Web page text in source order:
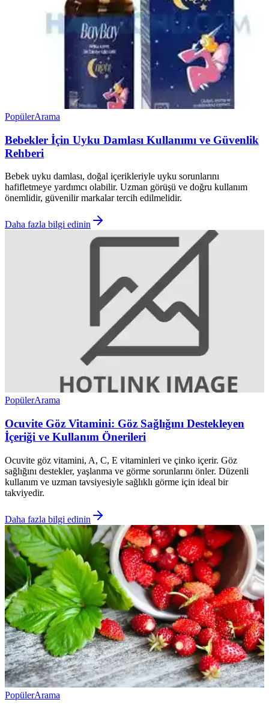
PopülerArama
Bebekler İçin Uyku Damlası Kullanımı ve Güvenlik
Rehberi
Bebek uyku damlası, doğal içerikleriyle uyku sorunlarını
hafifletmeye yardımcı olabilir. Uzman görüşü ve doğru kullanım
önemlidir, güvenilir markalar tercih edilmelidir.
Daha fazla bilgi edinin
PopülerArama
Ocuvite Göz Vitamini: Göz Sağlığını Destekleyen
İçeriği ve Kullanım Önerileri
Ocuvite göz vitamini, A, C, E vitaminleri ve çinko içerir. Göz
sağlığını destekler, yaşlanma ve görme sorunlarını önler. Düzenli
kullanım ve uzman tavsiyesiyle sağlıklı görme için ideal bir
takviyedir.
Daha fazla bilgi edinin
PopülerArama